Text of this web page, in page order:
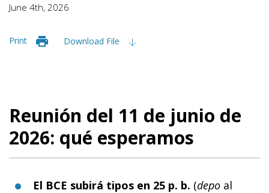
June 4th, 2026
Print Download File
Reunión del 11 de junio de
2026: qué esperamos
El BCE subirá tipos en 25 p. b. (depo al